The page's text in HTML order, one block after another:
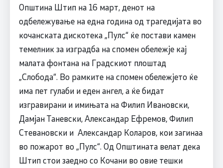
Општина Штип на 16 март, денот на
одбележување на една година од трагедијата во
кочанската дискотека „Пулс“ ќе постави камен
темелник за изградба на спомен обележје кај
малата фонтана на Градскиот плоштад
„Слобода“. Во рамките на спомен обележјето ќе
има пет гулаби и еден ангел, а ќе бидат
изгравирани и имињата на Филип Ивановски,
Дамјан Таневски, Александар Ефремов, Филип
Стевановски и Александар Коларов, кои загинаа
во пожарот во „Пулс“. Од Општината велат дека
Штип стои заедно со Кочани во овие тешки